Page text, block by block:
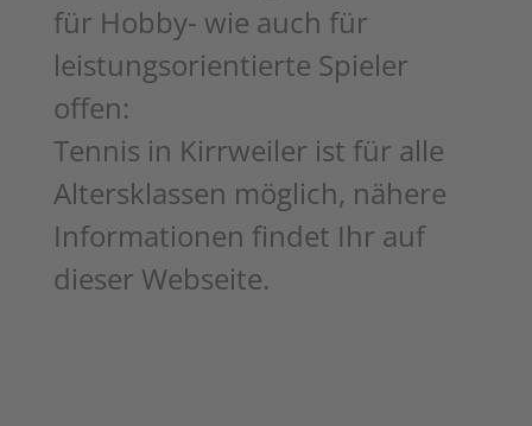
für Hobby- wie auch für
leistungsorientierte Spieler
offen:
Tennis in Kirrweiler ist für alle
Altersklassen möglich, nähere
Informationen findet Ihr auf
dieser Webseite.